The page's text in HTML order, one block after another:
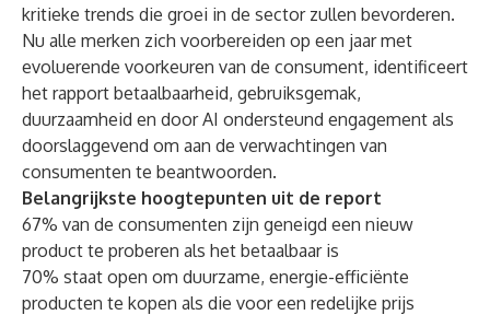
kritieke trends die groei in de sector zullen bevorderen.
Nu alle merken zich voorbereiden op een jaar met
evoluerende voorkeuren van de consument, identificeert
het rapport betaalbaarheid, gebruiksgemak,
duurzaamheid en door AI ondersteund engagement als
doorslaggevend om aan de verwachtingen van
consumenten te beantwoorden.
Belangrijkste hoogtepunten uit de report
67% van de consumenten zijn geneigd een nieuw
product te proberen als het betaalbaar is
70% staat open om duurzame, energie-efficiënte
producten te kopen als die voor een redelijke prijs